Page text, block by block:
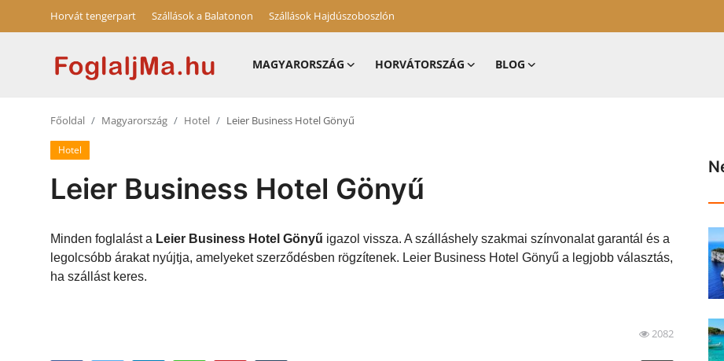
Horvát tengerpart Szállások a Balatonon Szállások Hajdúszoboszlón
MAGYARORSZÁG HORVÁTORSZÁG BLOG
Szállások a Balatonon
Szállások Hajdúszoboszlón
Főoldal Magyarország Hotel Leier Business Hotel Gönyű
Hotel
Leier Business Hotel Gönyű
Minden foglalást a Leier Business Hotel Gönyű igazol vissza. A szálláshely szakmai színvonalat garantál és a
legolcsóbb árakat nyújtja, amelyeket szerződésben rögzítenek. Leier Business Hotel Gönyű a legjobb választás,
ha szállást keres.
2082